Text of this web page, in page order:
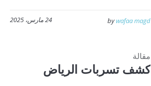
24 مارس، 2025 bywafaa magd
مقالة
كشف تسربات الرياض